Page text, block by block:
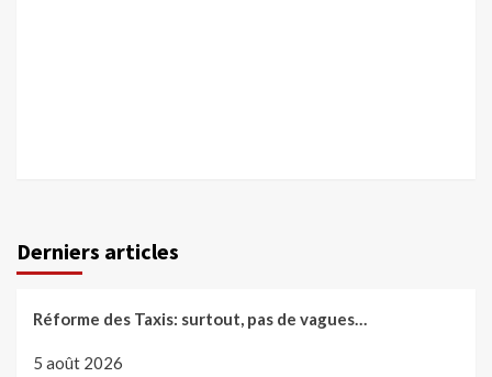
Derniers articles
Réforme des Taxis: surtout, pas de vagues…
5 août 2026